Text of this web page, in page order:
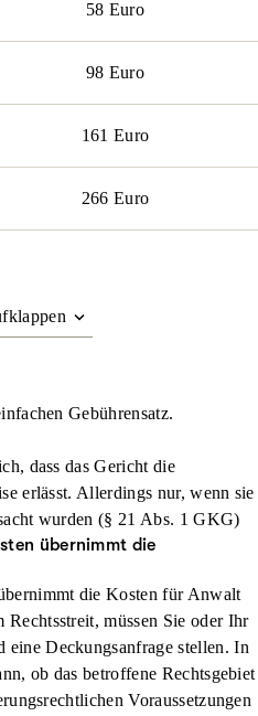
58 Euro
98 Euro
161 Euro
266 Euro
Gebührensatz.
dass das Gericht die
erlässt. Allerdings nur, wenn sie
wurden (§ 21 Abs. 1 GKG)
übernimmt die
die Kosten für Anwalt
müssen Sie oder Ihr
eine Deckungsanfrage stellen. In
ob das betroffene Rechtsgebiet
Voraussetzungen